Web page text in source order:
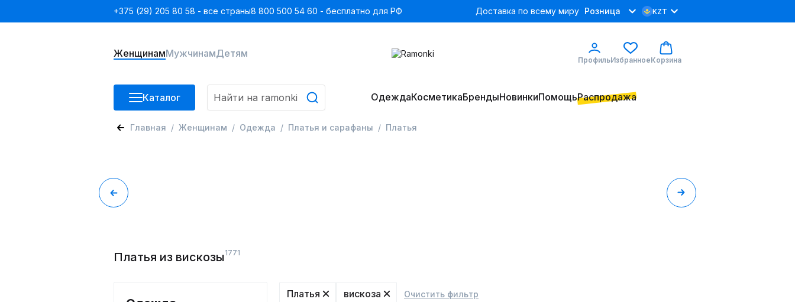
+375 (29) 205 80 58 - все страны8 800 500 54 60 - бесплатно для РФ Доставка по всему миру Розница KZT
ЖенщинамМужчинамДетям
ПрофильИзбранноеКорзина
Каталог ОдеждаКосметикаБрендыНовинкиПомощьРаспродажа
Главная Женщинам Одежда Платья и сарафаны Платья
Платья из вискозы1771
Платья вискоза Очистить фильтр